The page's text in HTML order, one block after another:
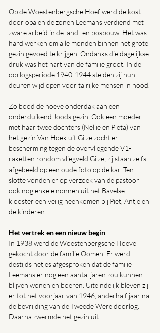
Op de Woestenbergsche Hoef werd de kost
door opa en de zonen Leemans verdiend met
zware arbeid in de land- en bosbouw. Het was
hard werken om alle monden binnen het grote
gezin gevoed te krijgen. Ondanks die dagelijkse
druk was het hart van de familie groot. In de
oorlogsperiode 1940-1944 stelden zij hun
deuren wijd open voor talrijke mensen in nood.
Zo bood de hoeve onderdak aan een
onderduikend Joods gezin. Ook een moeder
met haar twee dochters (Nellie en Pieta) van
het gezin Van Hoek uit Gilze zocht er
bescherming tegen de overvliegende V1-
raketten rondom vliegveld Gilze; zij staan zelfs
afgebeeld op een oude foto op de kar. Ten
slotte vonden er op verzoek van de pastoor
ook nog enkele nonnen uit het Bavelse
klooster een veilig heenkomen bij Piet, Antje en
de kinderen.
Het vertrek en een nieuw begin
In 1938 werd de Woestenbergsche Hoeve
gekocht door de familie Oomen. Er werd
destijds netjes afgesproken dat de familie
Leemans er nog een aantal jaren zou kunnen
blijven wonen en boeren. Uiteindelijk bleven zij
er tot het voorjaar van 1946, anderhalf jaar na
de bevrijding van de Tweede Wereldoorlog.
Daarna zwermde het gezin uit.